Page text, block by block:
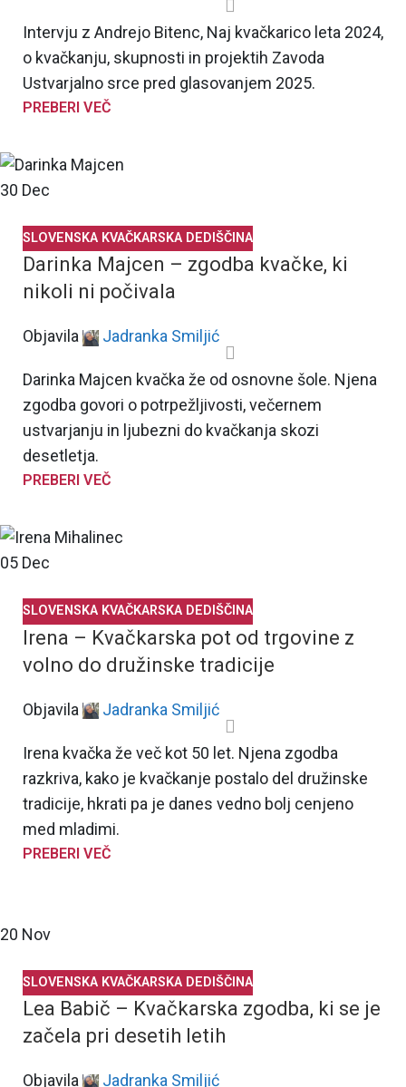
Intervju z Andrejo Bitenc, Naj kvačkarico leta 2024,
o kvačkanju, skupnosti in projektih Zavoda
Ustvarjalno srce pred glasovanjem 2025.
PREBERI VEČ
30 Dec
SLOVENSKA KVAČKARSKA DEDIŠČINA
Darinka Majcen – zgodba kvačke, ki
nikoli ni počivala
Objavila Jadranka Smiljić
Darinka Majcen kvačka že od osnovne šole. Njena
zgodba govori o potrpežljivosti, večernem
ustvarjanju in ljubezni do kvačkanja skozi
desetletja.
PREBERI VEČ
05 Dec
SLOVENSKA KVAČKARSKA DEDIŠČINA
Irena – Kvačkarska pot od trgovine z
volno do družinske tradicije
Objavila Jadranka Smiljić
Irena kvačka že več kot 50 let. Njena zgodba
razkriva, kako je kvačkanje postalo del družinske
tradicije, hkrati pa je danes vedno bolj cenjeno
med mladimi.
PREBERI VEČ
20 Nov
SLOVENSKA KVAČKARSKA DEDIŠČINA
Lea Babič – Kvačkarska zgodba, ki se je
začela pri desetih letih
Objavila Jadranka Smiljić